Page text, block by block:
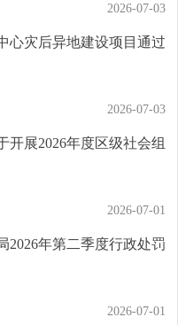
2026-07-03
心灾后异地建设项目通过
2026-07-03
开展2026年度区级社会组
2026-07-01
2026年第二季度行政处罚
2026-07-01